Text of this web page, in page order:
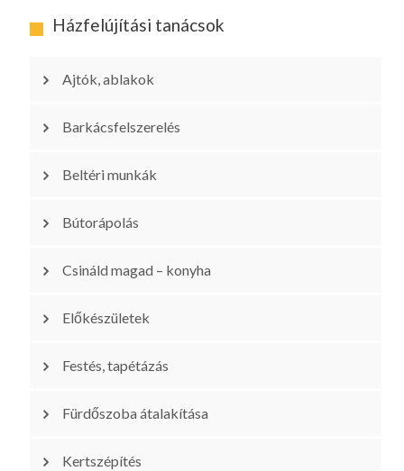
Házfelújítási tanácsok
Ajtók, ablakok
Barkácsfelszerelés
Beltéri munkák
Bútorápolás
Csináld magad – konyha
Előkészületek
Festés, tapétázás
Fürdőszoba átalakítása
Kertszépítés